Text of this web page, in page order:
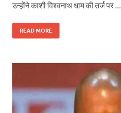
उन्होंने काशी विश्वनाथ धाम की तर्ज पर …
READ MORE